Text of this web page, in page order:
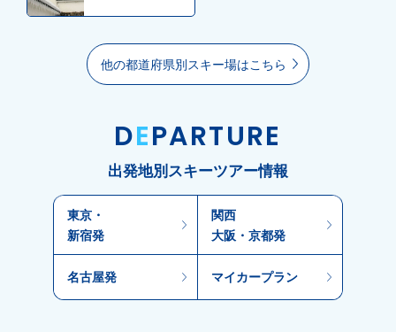
他の都道府県別スキー場はこちら
DEPARTURE
出発地別スキーツアー情報
東京・
新宿発
関西
大阪・京都発
名古屋発 マイカープラン